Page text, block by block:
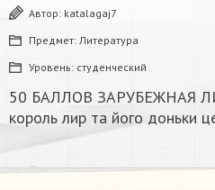
Автор: katalagaj7
Предмет: Литература
Уровень: студенческий
50 БАЛЛОВ ЗАРУБЕЖНАЯ
король лир та його доньки